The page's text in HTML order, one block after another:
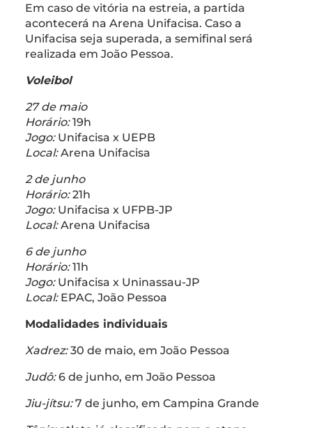
Em caso de vitória na estreia, a partida
acontecerá na Arena Unifacisa. Caso a
Unifacisa seja superada, a semifinal será
realizada em João Pessoa.
Voleibol
27 de maio
Horário:19h
Jogo:Unifacisa x UEPB
Local:Arena Unifacisa
2 de junho
Horário:21h
Jogo:Unifacisa x UFPB-JP
Local:Arena Unifacisa
6 de junho
Horário:11h
Jogo:Unifacisa x Uninassau-JP
Local:EPAC, João Pessoa
Modalidades individuais
Xadrez:30 de maio, em João Pessoa
Judô:6 de junho, em João Pessoa
Jiu-jítsu:7 de junho, em Campina Grande